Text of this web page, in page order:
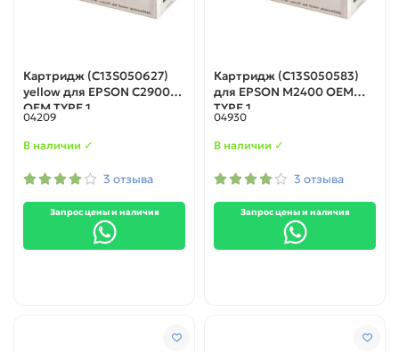
Картридж (C13S050627)
yellow для EPSON C2900
ОЕМ TYPE 1
04209
В наличии ✓
3 отзыва
Запрос цены и наличия
Картридж (C13S050583)
для EPSON M2400 ОЕМ
TYPE 1
04930
В наличии ✓
3 отзыва
Запрос цены и наличия